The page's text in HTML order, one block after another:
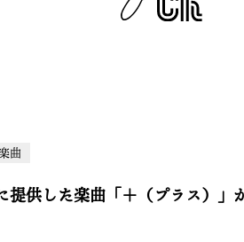
曲
提供した楽曲「＋（プラス）